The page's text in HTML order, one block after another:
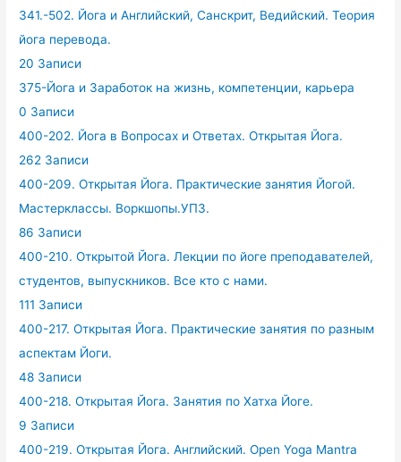
341.-502. Йога и Английский, Санскрит, Ведийский. Теория
йога перевода.
20 Записи
375-Йога и Заработок на жизнь, компетенции, карьера
0 Записи
400-202. Йога в Вопросах и Ответах. Открытая Йога.
262 Записи
400-209. Открытая Йога. Практические занятия Йогой.
Мастерклассы. Воркшопы.УПЗ.
86 Записи
400-210. Открытой Йога. Лекции по йоге преподавателей,
студентов, выпускников. Все кто с нами.
111 Записи
400-217. Открытая Йога. Практические занятия по разным
аспектам Йоги.
48 Записи
400-218. Открытая Йога. Занятия по Хатха Йоге.
9 Записи
400-219. Открытая Йога. Английский. Open Yoga Mantra